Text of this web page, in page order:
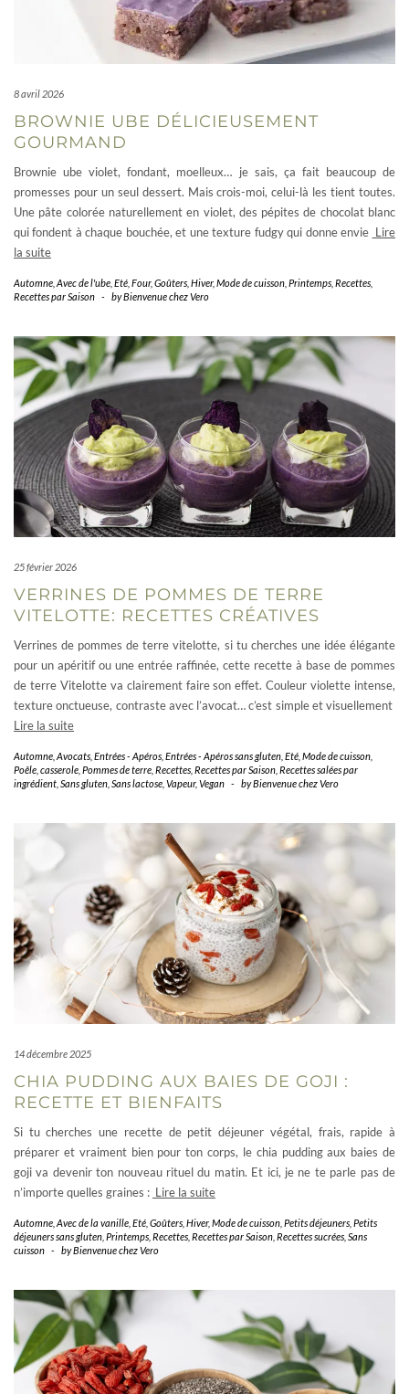
8 avril 2026
BROWNIE UBE DÉLICIEUSEMENT
GOURMAND
Brownie ube violet, fondant, moelleux… je sais, ça fait beaucoup de
promesses pour un seul dessert. Mais crois-moi, celui-là les tient toutes.
Une pâte colorée naturellement en violet, des pépites de chocolat blanc
qui fondent à chaque bouchée, et une texture fudgy qui donne envie Lire
la suite
Automne Avec de l'ube Eté Four, Goûters Hiver, Mode de cuisson Printemps Recettes
Recettes par Saison - byBienvenue chez Vero
25 février 2026
VERRINES DE POMMES DE TERRE
VITELOTTE: RECETTES CRÉATIVES
Verrines de pommes de terre vitelotte, si tu cherches une idée élégante
pour un apéritif ou une entrée raffinée, cette recette à base de pommes
de terre Vitelotte va clairement faire son effet. Couleur violette intense,
texture onctueuse, contraste avec l’avocat… c’est simple et visuellement
Lire la suite
Automne Avocats Entrées - Apéros Entrées - Apéros sans gluten Eté Mode de cuisson
Poêle, casserole Pommes de terre Recettes Recettes par Saison Recettes salées par
ingrédient Sans gluten Sans lactose Vapeur, Vegan - byBienvenue chez Vero
14 décembre 2025
CHIA PUDDING AUX BAIES DE GOJI :
RECETTE ET BIENFAITS
Si tu cherches une recette de petit déjeuner végétal, frais, rapide à
préparer et vraiment bien pour ton corps, le chia pudding aux baies de
goji va devenir ton nouveau rituel du matin. Et ici, je ne te parle pas de
n’importe quelles graines : Lire la suite
Automne Avec de la vanille Eté Goûters Hiver, Mode de cuisson Petits déjeuners Petits
déjeuners sans gluten Printemps Recettes Recettes par Saison Recettes sucrées Sans
cuisson - byBienvenue chez Vero